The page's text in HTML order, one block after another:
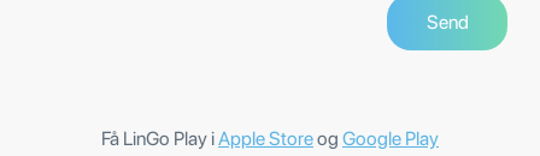
Få LinGo Play iApple Storeog Google Play